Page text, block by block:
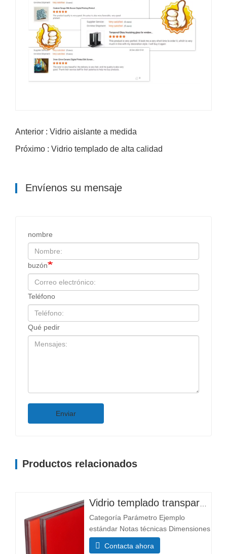
Anterior : Vidrio aislante a medida
Próximo : Vidrio templado de alta calidad
Envíenos su mensaje
nombre
buzón
Teléfono
Qué pedir
Enviar
Productos relacionados
Categoría Parámetro Ejemplo
estándar Notas técnicas Dimensiones
Tamaño mínimo 300×300 mm La
mayoría de los tamaños
Contacta ahora